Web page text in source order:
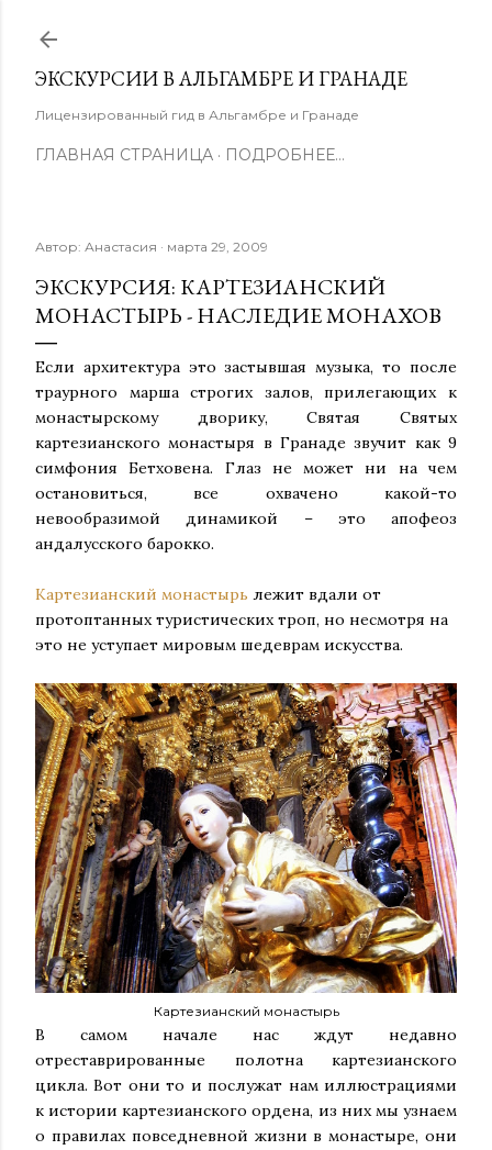
ЭКСКУРСИИ В АЛЬГАМБРЕ И ГРАНАДЕ
Лицензированный гид в Альгамбре и Гранаде
ГЛАВНАЯ СТРАНИЦА ПОДРОБНЕЕ…
Автор: Анастасия марта 29, 2009
ЭКСКУРСИЯ: КАРТЕЗИАНСКИЙ
МОНАСТЫРЬ - НАСЛЕДИЕ МОНАХОВ
Если архитектура это застывшая музыка, то после
траурного марша строгих залов, прилегающих к
монастырскому дворику, Святая Святых
картезианского монастыря в Гранаде звучит как 9
симфония Бетховена. Глаз не может ни на чем
остановиться, все охвачено какой-то
невообразимой динамикой – это апофеоз
андалусского барокко.
Картезианский монастырь лежит вдали от
протоптанных туристических троп, но несмотря на
это не уступает мировым шедеврам искусства.
Картезианский монастырь
В самом начале нас ждут недавно
отреставрированные полотна картезианского
цикла. Вот они то и послужат нам иллюстрациями
к истории картезианского ордена, из них мы узнаем
о правилах повседневной жизни в монастыре, они